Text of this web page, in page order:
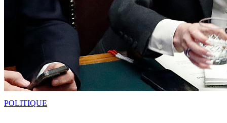
POLITIQUE